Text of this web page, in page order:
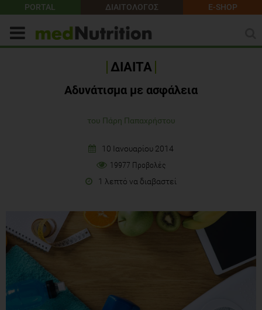
PORTAL ΔΙΑΙΤΟΛΟΓΟΣ E-SHOP
ΔΙΑΙΤΑ
Αδυνάτισμα με ασφάλεια
του Πάρη Παπαχρήστου
10 Ιανουαρίου 2014
19977 Προβολές
1 λεπτό να διαβαστεί